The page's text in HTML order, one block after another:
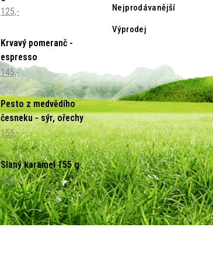
125,-
Krvavý pomeranč -
espresso
145,-
Pesto z medvědího
česneku - sýr, ořechy
155,-
Slaný karamel 155 g
145,-
Nejprodávanější
Výprodej